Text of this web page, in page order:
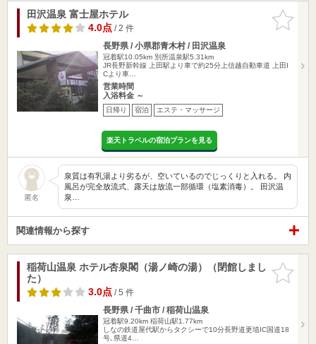
お気に入
りに追加
田沢温泉 富士屋ホテル
4.0点/ 2 件
長野県 / 小県郡青木村 / 田沢温泉
冠着駅10.05km 別所温泉駅5.31km
JR長野新幹線 上田駅より車で約25分上信越自動車道 上田I
Cより車…
営業時間
入浴料金 ～
日帰り 宿泊 エステ・マッサージ
楽天トラベルの宿泊プランを見る
匿名
泉質は有乳湯より劣るが、空いているのでじっくりと入れる。 内
風呂が完全放流式、露天は放流一部循環（塩素消毒）。 田沢温
泉…
関連情報から探す
お気に入
りに追加
稲荷山温泉 ホテル杏泉閣（湯ノ崎の湯）（閉館しまし
た）
3.0点/ 5 件
長野県 / 千曲市 / 稲荷山温泉
冠着駅9.20km 稲荷山駅1.77km
しなの鉄道屋代駅からタクシーで10分長野道更埴IC国道18
号､県道4…